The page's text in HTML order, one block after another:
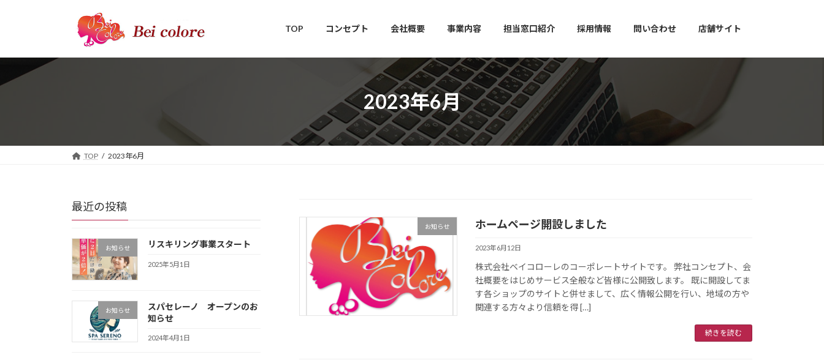
へ
ョ
TOP コンセプト 会社概要 事業内容 担当窓口紹介 採用情報 問い合わせ 店舗サイト
2023年6月
TOP 2023年6月
お知らせ ホームページ開設しました
2023年6月12日
株式会社ベイコローレのコーポレートサイトです。 弊社コンセプト、会
社概要をはじめサービス全般など皆様に公開致します。 既に開設してま
す各ショップのサイトと併せまして、広く情報公開を行い、地域の方や
関連する方々より信頼を得 […]
続きを読む
最近の投稿
お知らせ リスキリング事業スタート
2025年5月1日
お知らせ
スパセレーノ オープンのお
知らせ
2024年4月1日